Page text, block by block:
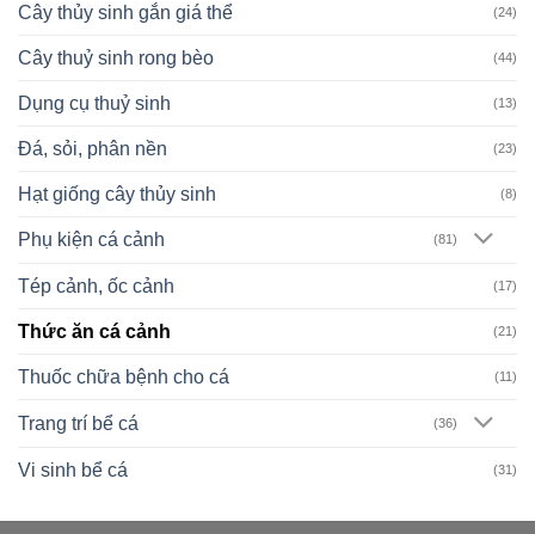
Cây thủy sinh gắn giá thể (24)
Cây thuỷ sinh rong bèo (44)
Dụng cụ thuỷ sinh (13)
Đá, sỏi, phân nền (23)
Hạt giống cây thủy sinh (8)
Phụ kiện cá cảnh (81)
Tép cảnh, ốc cảnh (17)
Thức ăn cá cảnh (21)
Thuốc chữa bệnh cho cá (11)
Trang trí bể cá (36)
Vi sinh bể cá (31)